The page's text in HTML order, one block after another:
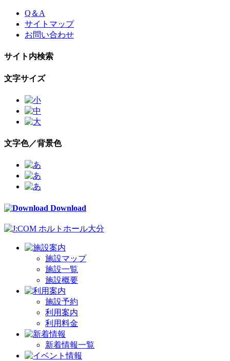
Skip
content
Q＆A
サイトマップ
お問い合わせ
サイト内検索
文字サイズ
文字色／背景色
Download
施設マップ
施設一覧
施設概要
施設予約
利用案内
利用料金
新着情報一覧